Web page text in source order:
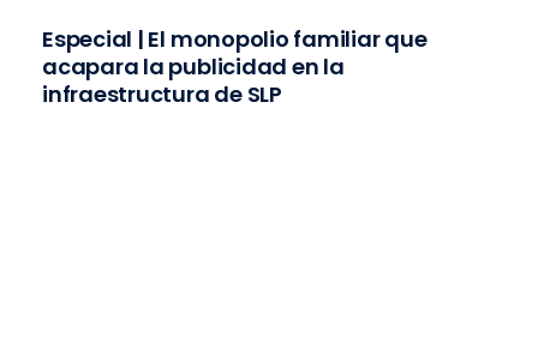
Especial | El monopolio familiar que
acapara la publicidad en la
infraestructura de SLP